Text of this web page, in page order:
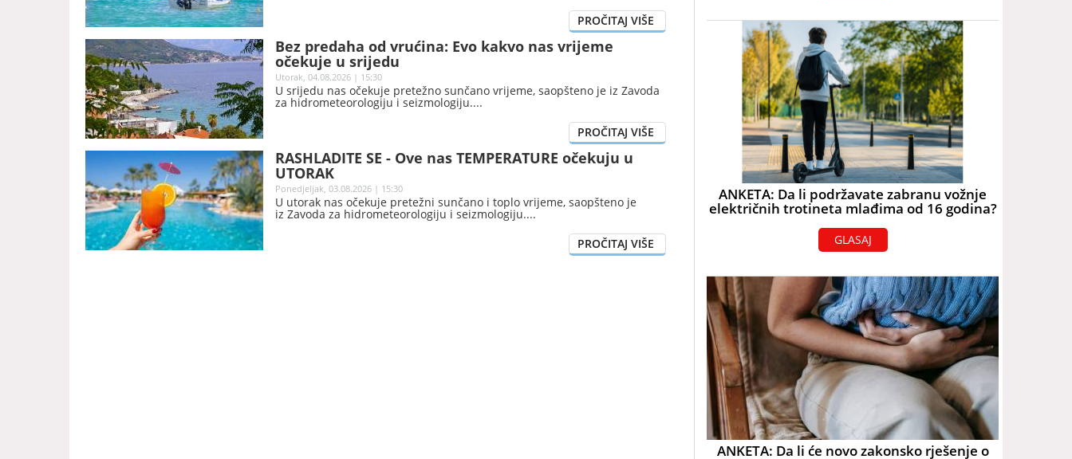
Bez predaha od vrućina: Evo kakvo nas vrijeme
očekuje u srijedu
Utorak, 04.08.2026 | 15:30
U srijedu nas očekuje pretežno sunčano vrijeme, saopšteno je iz Zavoda
za hidrometeorologiju i seizmologiju.
RASHLADITE SE - Ove nas TEMPERATURE očekuju u
UTORAK
Ponedjeljak, 03.08.2026 | 15:30
U utorak nas očekuje pretežni sunčano i toplo vrijeme, saopšteno je
iz Zavoda za hidrometeorologiju i seizmologiju.
ANKETA: Da li podržavate zabranu vožnje
električnih trotineta mlađima od 16 godina?
GLASAJ
ANKETA: Da li će novo zakonsko rješenje o